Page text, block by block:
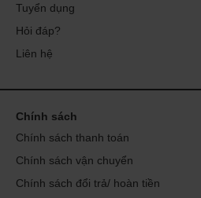
Tuyển dụng
Hỏi đáp?
Liên hệ
Chính sách
Chính sách thanh toán
Chính sách vận chuyển
Chính sách đổi trả/ hoàn tiền